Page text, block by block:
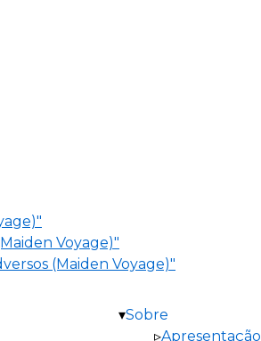
Voyage)"
(Maiden Voyage)"
Sobre
Apresentação